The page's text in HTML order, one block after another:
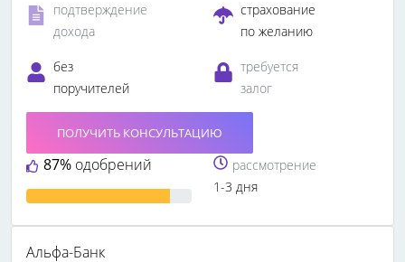
подтверждение
дохода
страхование
по желанию
без
поручителей
требуется
залог
87% одобрений
ПОЛУЧИТЬ КОНСУЛЬТАЦИЮ
рассмотрение
1-3 дня
Альфа-Банк